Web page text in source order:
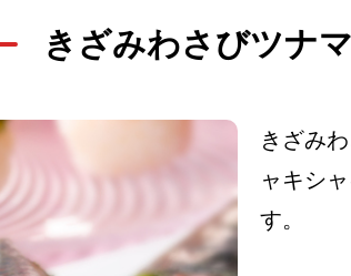
きざみわさびツナ
きざみ
ャキシ
す。